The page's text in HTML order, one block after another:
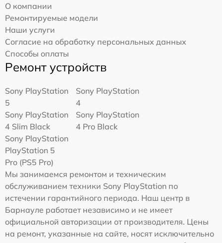
О компании
Ремонтируемые модели
Наши услуги
Согласие на обработку персональных данных
Способы оплаты
Ремонт устройств
Sony PlayStation
5
Sony PlayStation
4
Sony PlayStation
4 Slim Black
Sony PlayStation
4 Pro Black
Sony PlayStation
PlayStation 5
Pro (PS5 Pro)
Мы занимаемся ремонтом и техническим
обслуживанием техники Sony PlayStation по
истечении гарантийного периода. Наш центр в
Барнауле работает независимо и не имеет
официальной авторизации от производителя. Цены
на ремонт, указанные на сайте, носят исключительно